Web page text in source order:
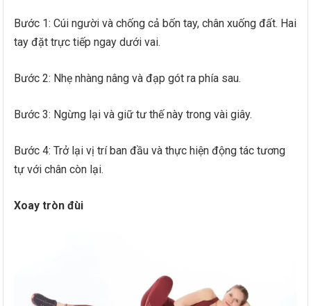
Bước 1: Cúi người và chống cả bốn tay, chân xuống đất. Hai
tay đặt trực tiếp ngay dưới vai.
Bước 2: Nhẹ nhàng nâng và đạp gót ra phía sau.
Bước 3: Ngừng lại và giữ tư thế này trong vài giây.
Bước 4: Trở lại vị trí ban đầu và thực hiện động tác tương
tự với chân còn lại.
Xoay tròn đùi